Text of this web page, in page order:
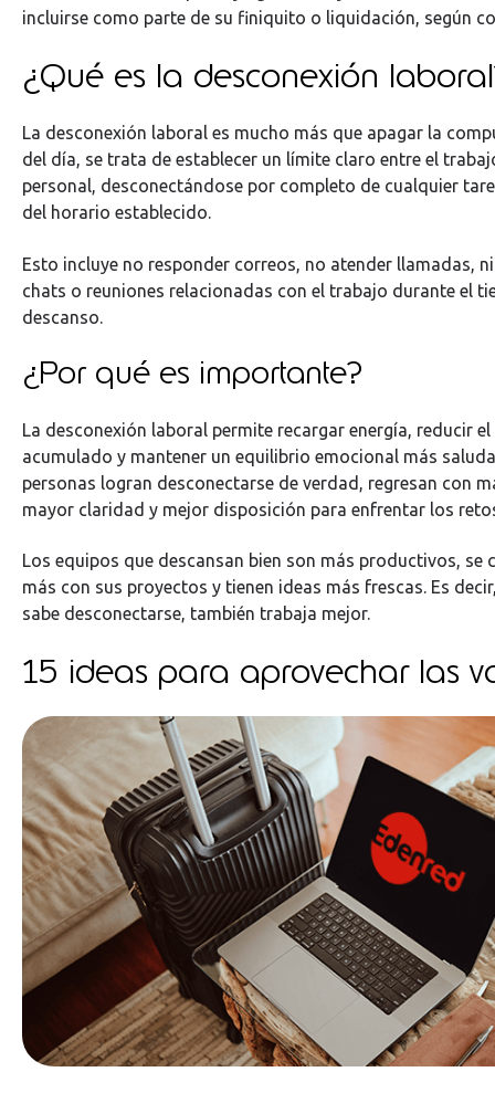
incluirse como parte de su finiquito o liquidación, según
¿Qué es la desconexión
La desconexión laboral es mucho más que apagar la
del día, se trata de establecer un límite claro entre el
personal, desconectándose por completo de cualquier
del horario establecido.
Esto incluye no responder correos, no atender llamadas,
chats o reuniones relacionadas con el trabajo durante el
descanso.
¿Por qué es importante?
La desconexión laboral permite recargar energía, reducir el
acumulado y mantener un equilibrio emocional más
personas logran desconectarse de verdad, regresan con
mayor claridad y mejor disposición para enfrentar los
Los equipos que descansan bien son más productivos, se
más con sus proyectos y tienen ideas más frescas. Es
sabe desconectarse, también trabaja mejor.
15 ideas para aprovechar las